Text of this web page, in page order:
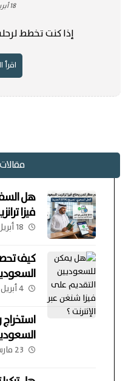
18 أبريل، 2025
إذا كنت تخطط
اقرأ
هل
فيزا
18 أبريل، 2026
كيف
4 أبريل، 2025
23 مارس، 2026